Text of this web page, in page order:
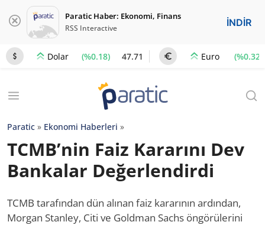
Paratic Haber: Ekonomi, Finans
RSS Interactive İNDİR
Dolar (%0.18) 47.71 Euro (%0.32)
Paratic » Ekonomi Haberleri »
TCMB’nin Faiz Kararını Dev
Bankalar Değerlendirdi
TCMB tarafından dün alınan faiz kararının ardından,
Morgan Stanley, Citi ve Goldman Sachs öngörülerini